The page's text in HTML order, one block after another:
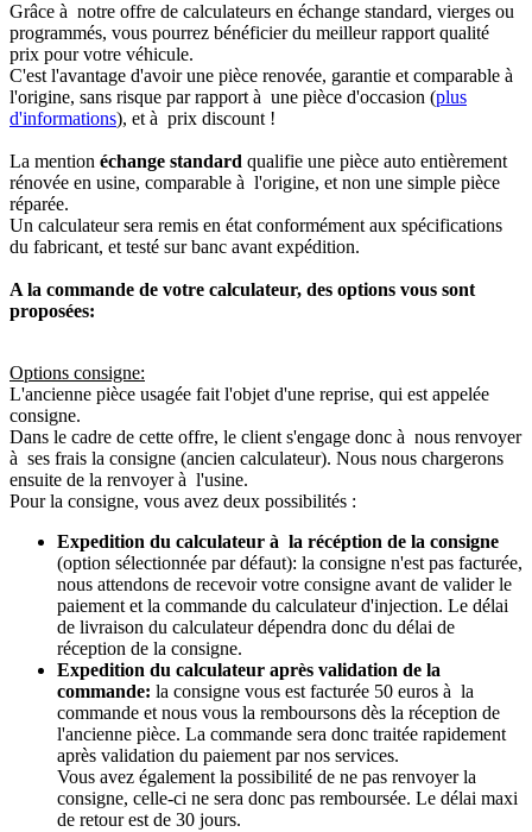
Grâce à notre offre de calculateurs en échange standard, vierges ou
programmés, vous pourrez bénéficier du meilleur rapport qualité
prix pour votre véhicule.
C'est l'avantage d'avoir une pièce renovée, garantie et comparable à
l'origine, sans risque par rapport à une pièce d'occasion (plus
d'informations), et à prix discount !
La mention échange standard qualifie une pièce auto entièrement
rénovée en usine, comparable à l'origine, et non une simple pièce
réparée.
Un calculateur sera remis en état conformément aux spécifications
du fabricant, et testé sur banc avant expédition.
A la commande de votre calculateur, des options vous sont
proposées:
Options consigne:
L'ancienne pièce usagée fait l'objet d'une reprise, qui est appelée
consigne.
Dans le cadre de cette offre, le client s'engage donc à nous renvoyer
à ses frais la consigne (ancien calculateur). Nous nous chargerons
ensuite de la renvoyer à l'usine.
Pour la consigne, vous avez deux possibilités :
Expedition du calculateur à la récéption de la consigne
(option sélectionnée par défaut): la consigne n'est pas facturée,
nous attendons de recevoir votre consigne avant de valider le
paiement et la commande du calculateur d'injection. Le délai
de livraison du calculateur dépendra donc du délai de
réception de la consigne.
Expedition du calculateur après validation de la
commande: la consigne vous est facturée 50 euros à la
commande et nous vous la remboursons dès la réception de
l'ancienne pièce. La commande sera donc traitée rapidement
après validation du paiement par nos services.
Vous avez également la possibilité de ne pas renvoyer la
consigne, celle-ci ne sera donc pas remboursée. Le délai maxi
de retour est de 30 jours.